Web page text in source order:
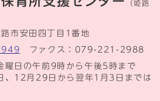
（姫路
市安田四丁目1番地
ファクス：079-221-2988
曜日の午前9時から午後5時まで
、12月29日から翌年1月3日までは